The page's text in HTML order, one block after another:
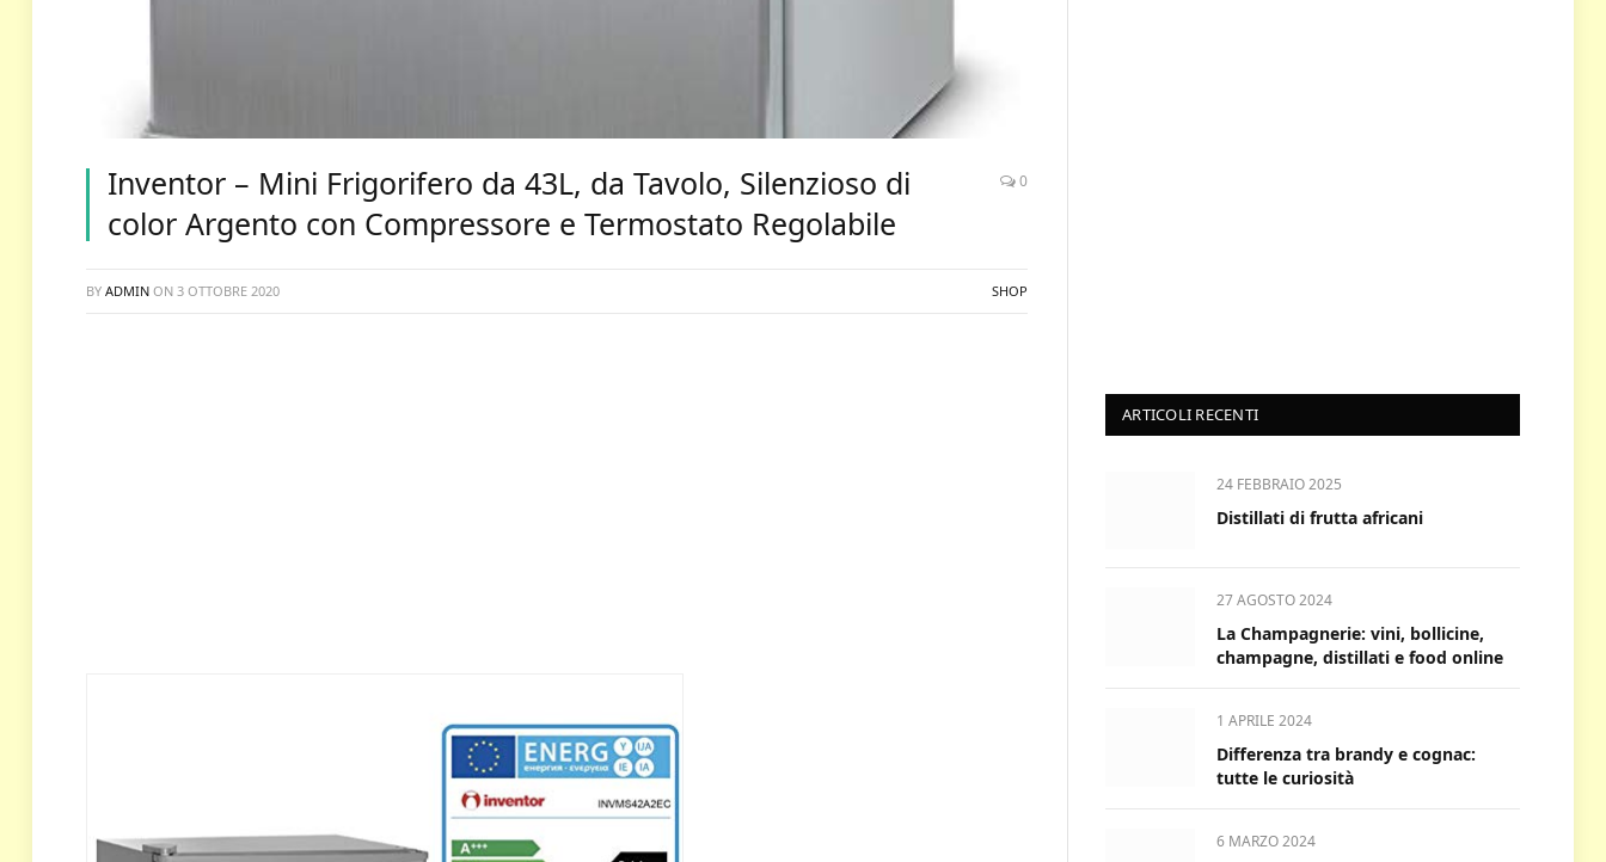
Inventor – Mini Frigorifero da 43L, da Tavolo, Silenzioso di
color Argento con Compressore e Termostato Regolabile
0
BY ADMIN ON 3 OTTOBRE 2020 SHOP
ARTICOLI RECENTI
24 FEBBRAIO 2025
Distillati di frutta africani
27 AGOSTO 2024
La Champagnerie: vini, bollicine,
champagne, distillati e food online
1 APRILE 2024
Differenza tra brandy e cognac:
tutte le curiosità
6 MARZO 2024